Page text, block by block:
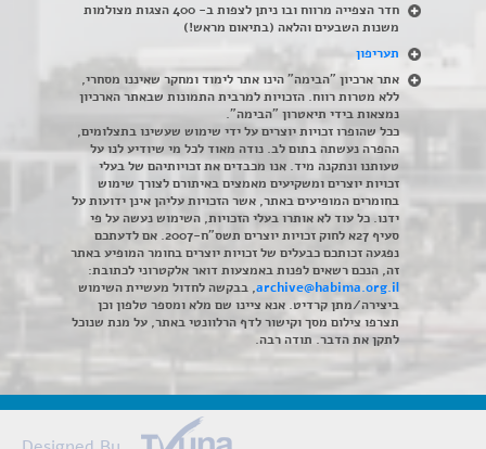
חדר הצפייה מרווח ובו ניתן לצפות ב- 400 הצגות מצולמות
משנות השבעים והלאה (בתיאום מראש!)
תעריפון
אתר ארכיון "הבימה" הינו אתר לימוד ומחקר שאיננו מסחרי,
ללא מטרות רווח. הזכויות למרבית התמונות שבאתר הארכיון
נמצאות בידי תיאטרון "הבימה".
ככל שהופרו זכויות יוצרים על ידי שימוש שעשינו בתצלומים,
ההפרה נעשתה בתום לב. נודה מאוד לכל מי שיודיע לנו על
טעותנו ונתקנה מיד. אנו מכבדים את זכויותיהם של בעלי
זכויות יוצרים ומשקיעים מאמצים באיתורם לצורך שימוש
בחומרים המופיעים באתר, אשר הזכויות עליהן אינן ידועות על
ידנו. כל עוד לא אותרו בעלי הזכויות, השימוש נעשה על פי
סעיף 27א לחוק זכויות יוצרים תשס"ח-2007. אם לדעתכם
נפגעה זכותכם כבעלים של זכויות יוצרים בחומר המופיע באתר
זה, הנכם רשאים לפנות באמצעות דואר אלקטרוני לכתובת:
archive@habima.org.il, בבקשה לחדול מעשיית השימוש
ביצירה/מתן קרדיט. אנא ציינו שם מלא ומספר טלפון וכן
תצרפו צילום מסך וקישור לדף הרלוונטי באתר, על מנת שנוכל
לתקן את הדבר. תודה רבה.